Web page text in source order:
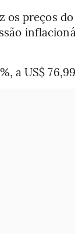
os preços
a US$